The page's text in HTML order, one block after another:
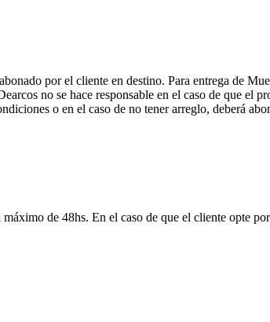
por el cliente en destino. Para entrega de
no se hace responsable en el caso de que el
o en el caso de no tener arreglo, deberá
de 48hs. En el caso de que el cliente opte